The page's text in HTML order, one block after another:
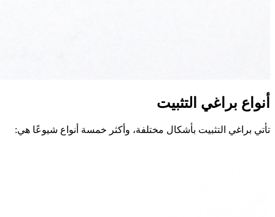
أنواع براغي التثبيت
تأتي براغي التثبيت بأشكال مختلفة، وأكثر خمسة أنواع شيوعًا هي: